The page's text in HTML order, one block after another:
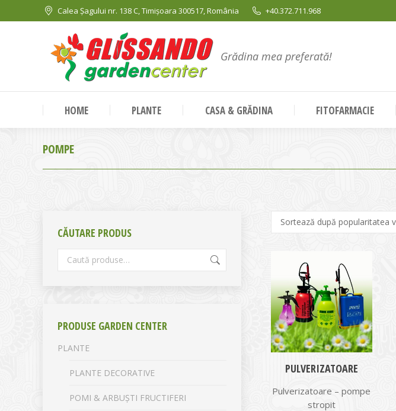
Calea Șagului nr. 138 C, Timișoara 300517, România +40.372.711.968
Grădina mea preferată!
HOME PLANTE CASA & GRĂDINA FITOFARMACIE
POMPE
PULVERIZATOARE
Pulverizatoare – pompe
stropit
CĂUTARE PRODUS
PRODUSE GARDEN CENTER
PLANTE
PLANTE DECORATIVE
POMI & ARBUȘTI FRUCTIFERI